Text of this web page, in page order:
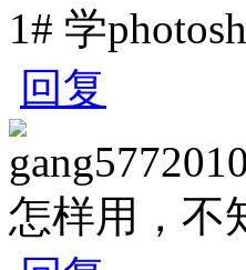
1# 学
回复
gang577
怎样用，不